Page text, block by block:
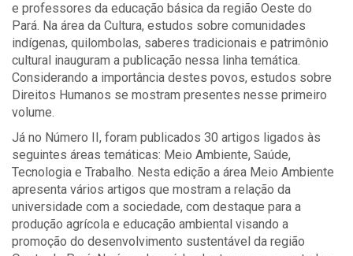
e professores da educação básica da região Oeste do
Pará. Na área da Cultura, estudos sobre comunidades
indígenas, quilombolas, saberes tradicionais e patrimônio
cultural inauguram a publicação nessa linha temática.
Considerando a importância destes povos, estudos sobre
Direitos Humanos se mostram presentes nesse primeiro
volume.
Já no Número II, foram publicados 30 artigos ligados às
seguintes áreas temáticas: Meio Ambiente, Saúde,
Tecnologia e Trabalho. Nesta edição a área Meio Ambiente
apresenta vários artigos que mostram a relação da
universidade com a sociedade, com destaque para a
produção agrícola e educação ambiental visando a
promoção do desenvolvimento sustentável da região